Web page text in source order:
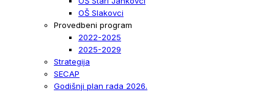
OŠ Slakovci
Provedbeni program
2022-2025
2025-2029
Strategija
SECAP
Godišnji plan rada 2026.